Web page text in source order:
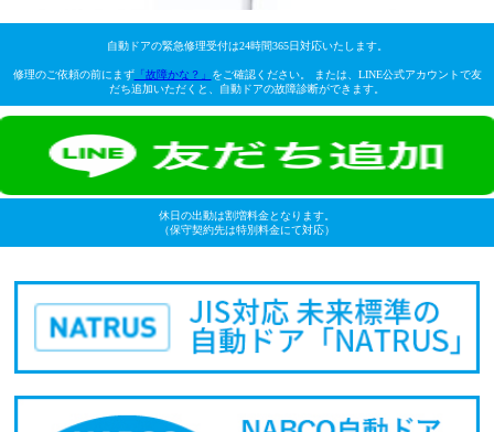
自動ドアの緊急修理受付は24時間365日対応いたします。
修理のご依頼の前にまず「故障かな？」
をご確認ください。 または、LINE公式アカウントで友
だち追加いただくと、自動ドアの故障診断ができます。
休日の出動は割増料金となります。
（保守契約先は特別料金にて対応）